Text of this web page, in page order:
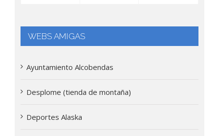
WEBS AMIGAS
Ayuntamiento Alcobendas
Desplome (tienda de montaña)
Deportes Alaska